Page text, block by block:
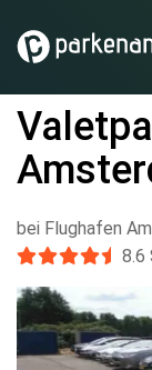
bei Flughafen
8.6